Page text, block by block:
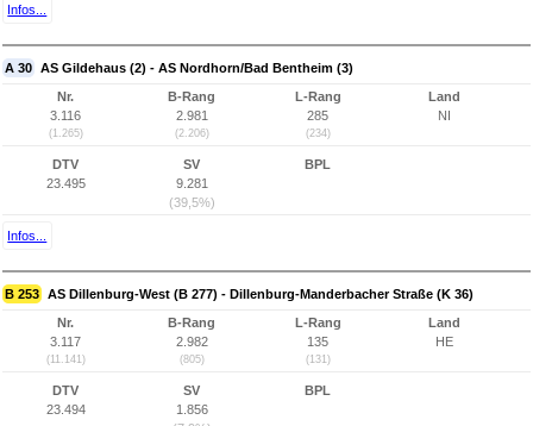
Infos...
A 30 AS Gildehaus (2) - AS Nordhorn/Bad Bentheim (3)
Nr.
3.116
(1.265)
B-Rang
2.981
(2.206)
L-Rang
285
(234)
Land
NI
DTV
23.495
SV
9.281
(39,5%)
BPL
Infos...
B 253 AS Dillenburg-West (B 277) - Dillenburg-Manderbacher Straße (K 36)
Nr.
3.117
(11.141)
B-Rang
2.982
(805)
L-Rang
135
(131)
Land
HE
DTV
23.494
SV
1.856
BPL